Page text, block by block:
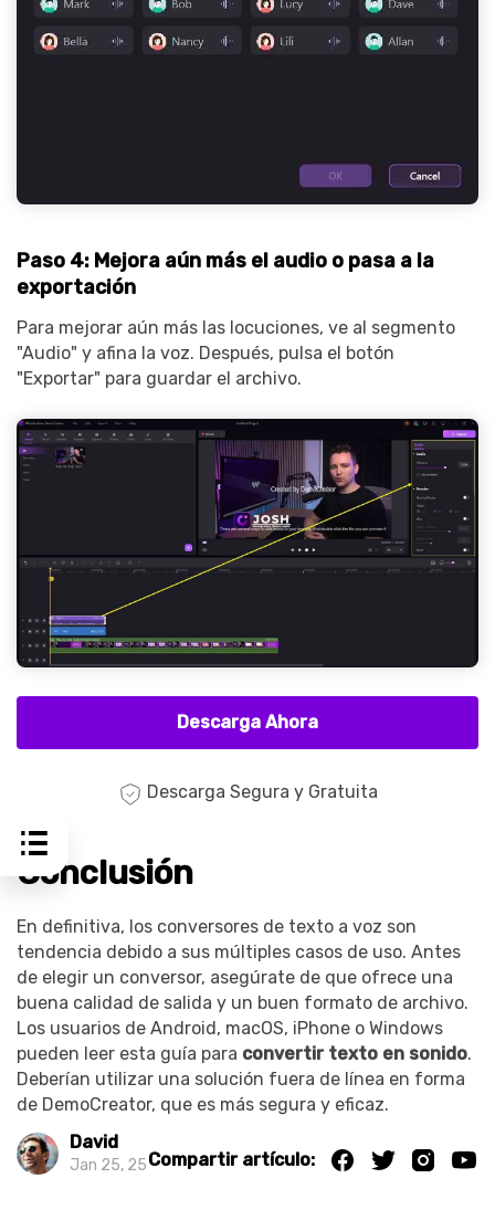
Paso 4: Mejora aún más el audio o pasa a la
exportación
Para mejorar aún más las locuciones, ve al segmento
"Audio" y afina la voz. Después, pulsa el botón
"Exportar" para guardar el archivo.
Descarga Ahora
Descarga Segura y Gratuita
Conclusión
En definitiva, los conversores de texto a voz son
tendencia debido a sus múltiples casos de uso. Antes
de elegir un conversor, asegúrate de que ofrece una
buena calidad de salida y un buen formato de archivo.
Los usuarios de Android, macOS, iPhone o Windows
pueden leer esta guía para convertir texto en sonido.
Deberían utilizar una solución fuera de línea en forma
de DemoCreator, que es más segura y eficaz.
David
Jan 25, 25Compartir artículo: